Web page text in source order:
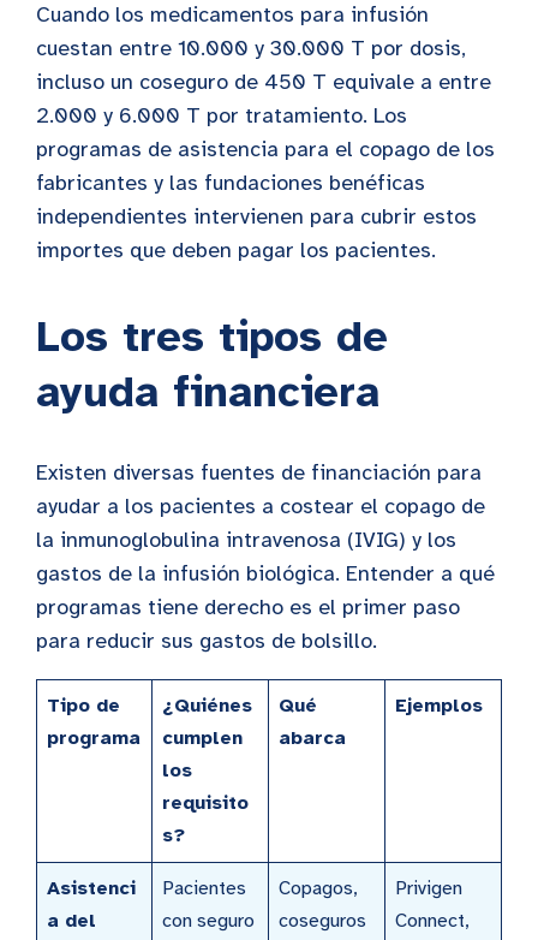
Cuando los medicamentos para infusión
cuestan entre 10.000 y 30.000 T por dosis,
incluso un coseguro de 450 T equivale a entre
2.000 y 6.000 T por tratamiento. Los
programas de asistencia para el copago de los
fabricantes y las fundaciones benéficas
independientes intervienen para cubrir estos
importes que deben pagar los pacientes.
Los tres tipos de
ayuda financiera
Existen diversas fuentes de financiación para
ayudar a los pacientes a costear el copago de
la inmunoglobulina intravenosa (IVIG) y los
gastos de la infusión biológica. Entender a qué
programas tiene derecho es el primer paso
para reducir sus gastos de bolsillo.
Tipo de
programa
¿Quiénes
cumplen
los
requisito
s?
Qué
abarca
Ejemplos
Asistenci
a del
Pacientes
con seguro
Copagos,
coseguros
Privigen
Connect,